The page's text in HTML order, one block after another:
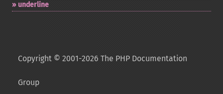
underline
Copyright © 2001-2026 The PHP Documentation
Group